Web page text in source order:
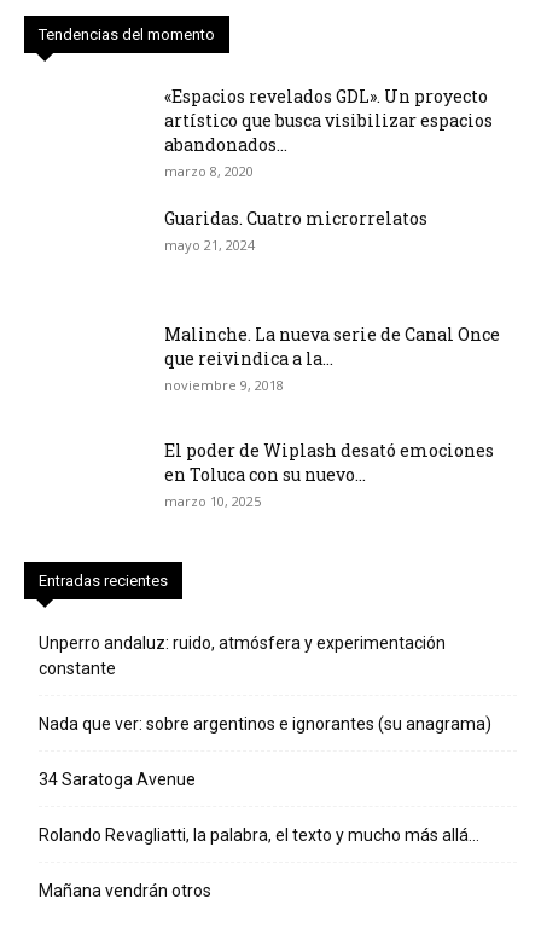
Tendencias del momento
«Espacios revelados GDL». Un proyecto
artístico que busca visibilizar espacios
abandonados...
marzo 8, 2020
Guaridas. Cuatro microrrelatos
mayo 21, 2024
Malinche. La nueva serie de Canal Once
que reivindica a la...
noviembre 9, 2018
El poder de Wiplash desató emociones
en Toluca con su nuevo...
marzo 10, 2025
Entradas recientes
Unperro andaluz: ruido, atmósfera y experimentación
constante
Nada que ver: sobre argentinos e ignorantes (su anagrama)
34 Saratoga Avenue
Rolando Revagliatti, la palabra, el texto y mucho más allá…
Mañana vendrán otros